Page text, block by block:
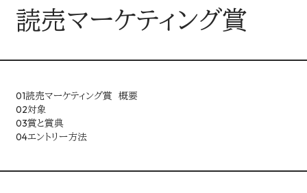
コンソーシアム企業・パートナー
LINEUP
企画・イベント
読売マーケティング賞
01読売マーケティング賞 概要
02対象
03賞と賞典
04エントリー方法